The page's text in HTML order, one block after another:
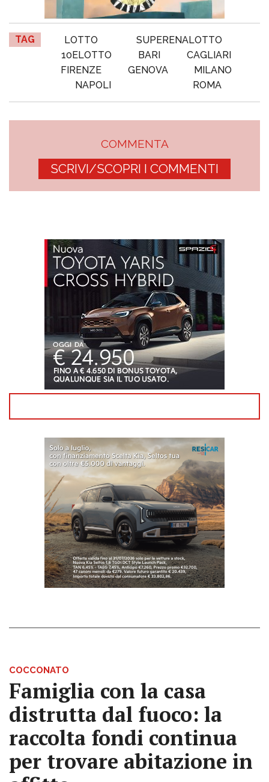
TAG LOTTO
SUPERENALOTTO
10ELOTTO
BARI
CAGLIARI
FIRENZE
GENOVA
MILANO
NAPOLI
ROMA
COMMENTA
SCRIVI/SCOPRI I COMMENTI
COCCONATO
Famiglia con la casa
distrutta dal fuoco: la
raccolta fondi continua
per trovare abitazione in